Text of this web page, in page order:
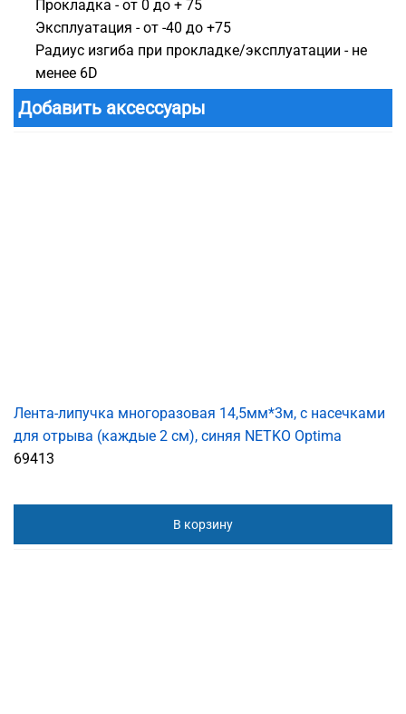
Прокладка - от 0 до + 75
Эксплуатация - от -40 до +75
Радиус изгиба при прокладке/эксплуатации - не
менее 6D
Добавить аксессуары
Лента-липучка многоразовая 14,5мм*3м, с насечками
для отрыва (каждые 2 см), синяя NETKO Optima
69413
В корзину